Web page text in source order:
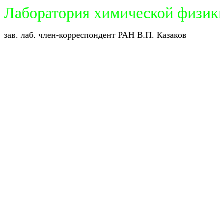
Лаборатория химической
зав. лаб. член-корреспондент РАН В.П. Казаков